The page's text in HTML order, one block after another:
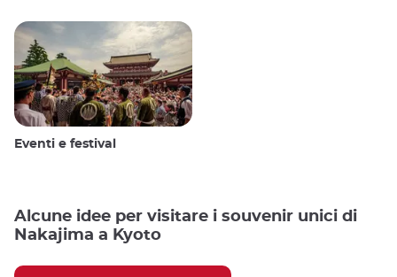
Eventi e festival
Alcune idee per visitare i souvenir unici di
Nakajima a Kyoto